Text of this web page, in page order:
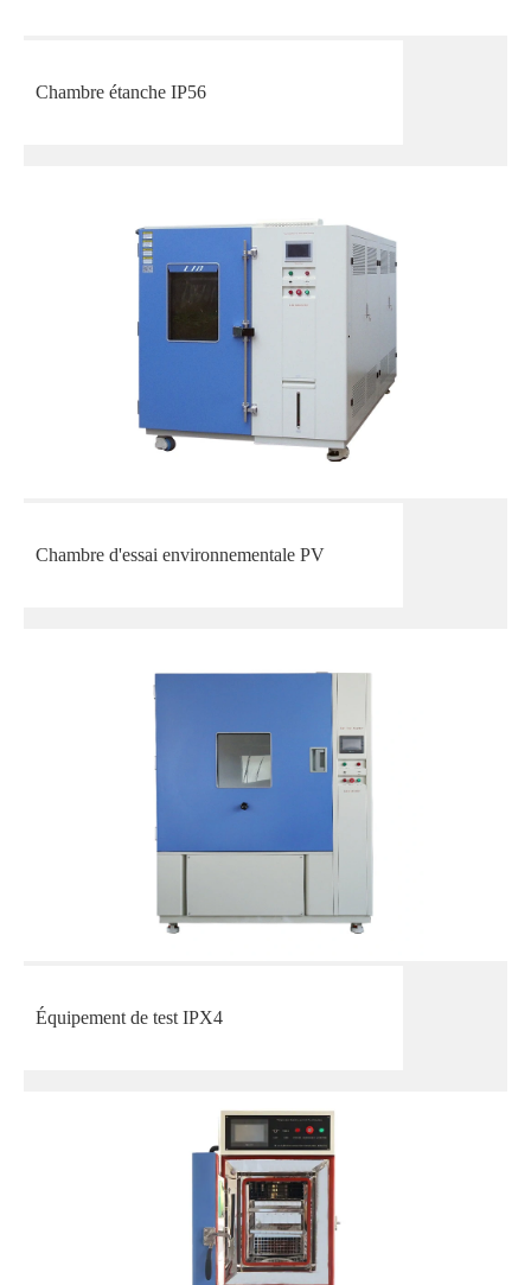
Chambre étanche IP56
Chambre d'essai environnementale PV
Équipement de test IPX4